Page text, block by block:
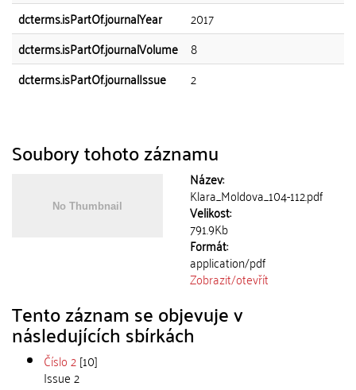
dcterms.isPartOf.journalYear
2017
dcterms.isPartOf.journalVolume 8
dcterms.isPartOf.journalIssue
2
Soubory tohoto záznamu
Název:
Klara_Moldova_104-112.pdf
Velikost:
791.9Kb
Formát:
application/pdf
Zobrazit/otevřít
Tento záznam se objevuje v
následujících sbírkách
Číslo 2[10]
Issue 2